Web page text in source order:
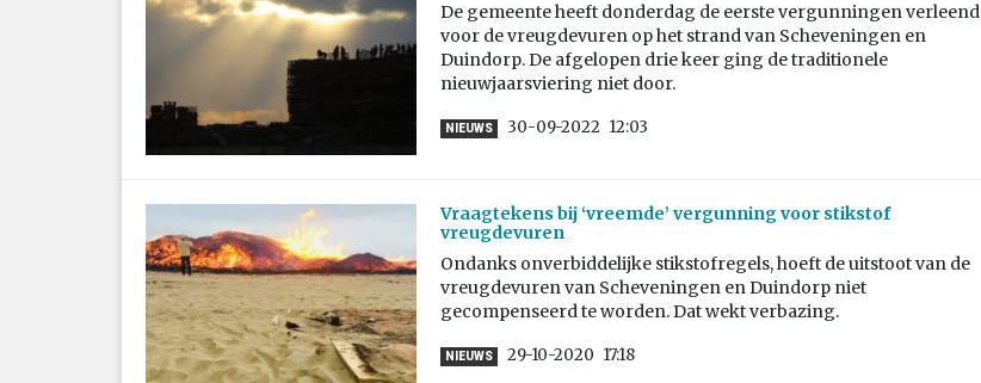
De gemeente heeft donderdag de eerste vergunningen verleend
voor de vreugdevuren op het strand van Scheveningen en
Duindorp. De afgelopen drie keer ging de traditionele
nieuwjaarsviering niet door.
NIEUWS 30-09-2022 12:03
Vraagtekens bij ‘vreemde’ vergunning voor stikstof
vreugdevuren
Ondanks onverbiddelijke stikstofregels, hoeft de uitstoot van de
vreugdevuren van Scheveningen en Duindorp niet
gecompenseerd te worden. Dat wekt verbazing.
NIEUWS 29-10-2020 17:18